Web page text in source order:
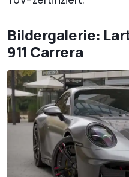
Bildergalerie:
911 Carrera